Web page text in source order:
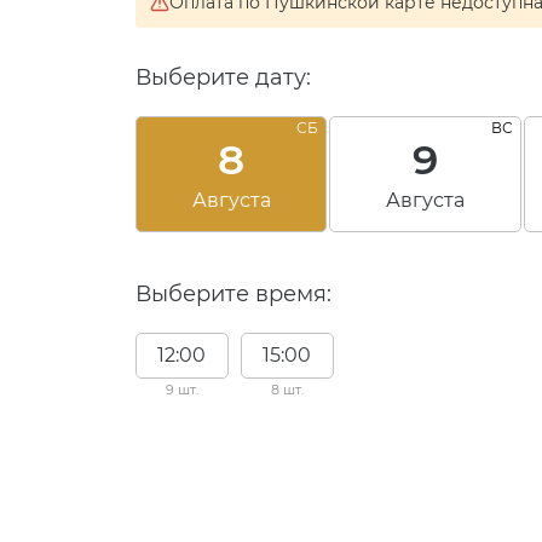
Выберите дату:
СБ
8
Августа
ВС
9
Августа
Выберите время:
12:00
9 шт.
15:00
8 шт.